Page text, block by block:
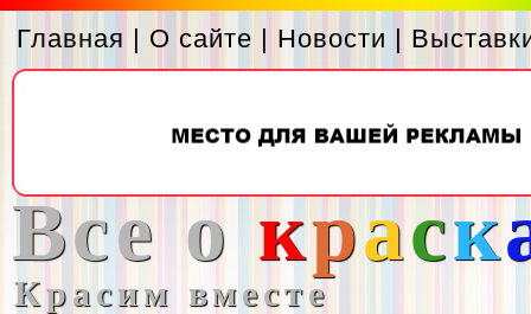
Главная | О сайте | Новости |
Все о краск
Красим вместе